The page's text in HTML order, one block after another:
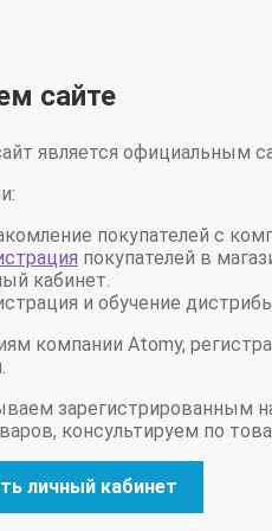
сайте
является официальным
покупателей с
покупателей в
кабинет.
и обучение
компании Atomy,
зарегистрированным
консультируем по
личный кабинет